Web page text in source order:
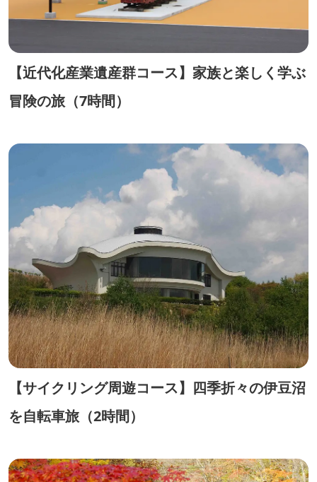
【近代化産業遺産群コース】家族と楽しく学ぶ
冒険の旅（7時間）
【サイクリング周遊コース】四季折々の伊豆沼
を自転車旅（2時間）